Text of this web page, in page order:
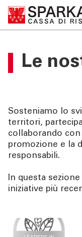
FAMIGLIE
SERVIZI IMPRESE
OLTRE LA BANCA
I nostri valori
Il nostro
DNF e
Le
Sosteniamo lo
territori,
collaborando
promozione e la
responsabili.
In questa
iniziative più